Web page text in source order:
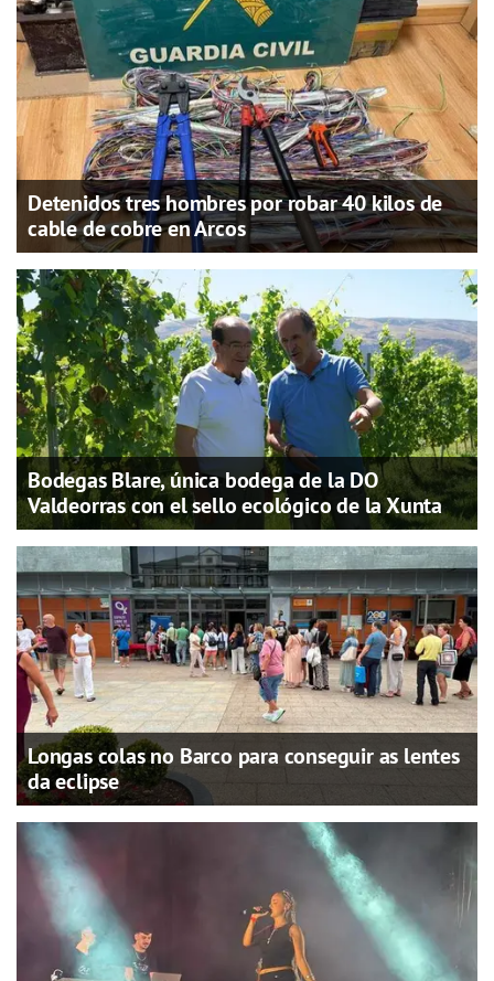
Detenidos tres hombres por robar 40 kilos de
cable de cobre en Arcos
Bodegas Blare, única bodega de la DO
Valdeorras con el sello ecológico de la Xunta
Longas colas no Barco para conseguir as lentes
da eclipse